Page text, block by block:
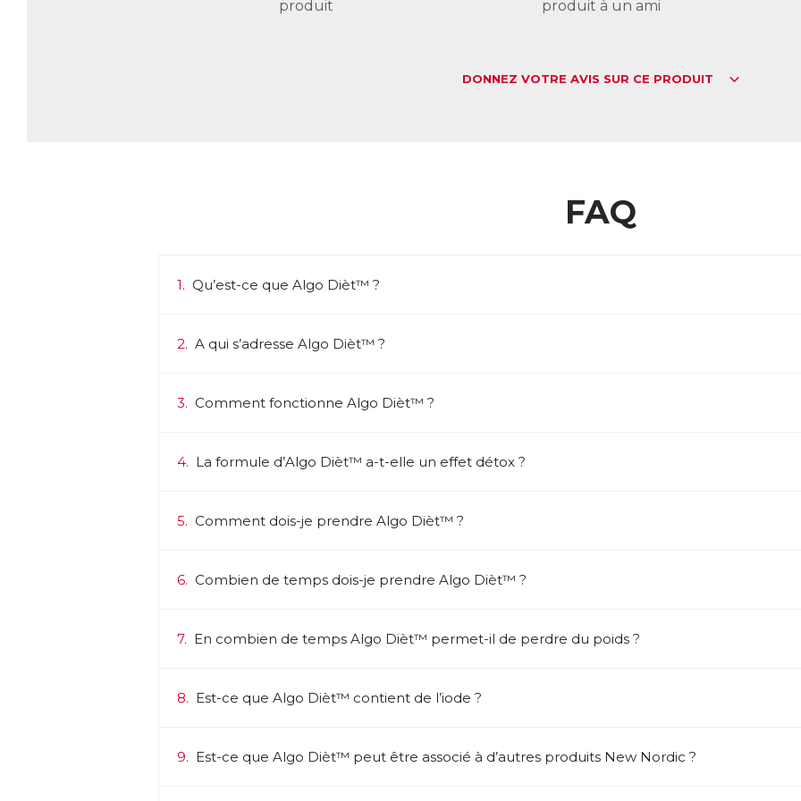
produit
produit à un ami
DONNEZ VOTRE AVIS SUR CE PRODUIT
FAQ
1. Qu’est-ce que Algo Dièt™ ?
2. A qui s’adresse Algo Dièt™ ?
3. Comment fonctionne Algo Dièt™ ?
4. La formule d’Algo Dièt™ a-t-elle un effet détox ?
5. Comment dois-je prendre Algo Dièt™ ?
6. Combien de temps dois-je prendre Algo Dièt™ ?
7. En combien de temps Algo Dièt™ permet-il de perdre du poids ?
8. Est-ce que Algo Dièt™ contient de l’iode ?
9. Est-ce que Algo Dièt™ peut être associé à d’autres produits New Nordic ?